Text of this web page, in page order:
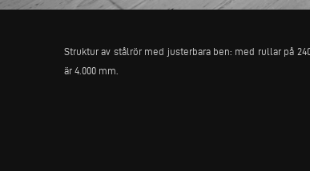
Struktur av stålrör med justerbara ben: med rullar på
är 4.000 mm.